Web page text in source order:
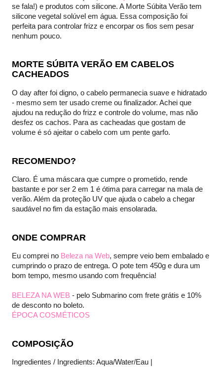
se fala!) e produtos com silicone. A Morte Súbita Verão tem
silicone vegetal solúvel em água. Essa composição foi
perfeita para controlar frizz e encorpar os fios sem pesar
nenhum pouco.
MORTE SÚBITA VERÃO EM CABELOS
CACHEADOS
O day after foi digno, o cabelo permanecia suave e hidratado
- mesmo sem ter usado creme ou finalizador. Achei que
ajudou na redução do frizz e controle do volume, mas não
desfez os cachos. Para as cacheadas que gostam de
volume é só ajeitar o cabelo com um pente garfo.
RECOMENDO?
Claro. É uma máscara que cumpre o prometido, rende
bastante e por ser 2 em 1 é ótima para carregar na mala de
verão. Além da proteção UV que ajuda o cabelo a chegar
saudável no fim da estação mais ensolarada.
ONDE COMPRAR
Eu comprei no Beleza na Web, sempre veio bem embalado e
cumprindo o prazo de entrega. O pote tem 450g e dura um
bom tempo, mesmo usando com frequência!
BELEZA NA WEB - pelo Submarino com frete grátis e 10%
de desconto no boleto.
ÉPOCA COSMÉTICOS
COMPOSIÇÃO
Ingredientes / Ingredients: Aqua/Water/Eau |